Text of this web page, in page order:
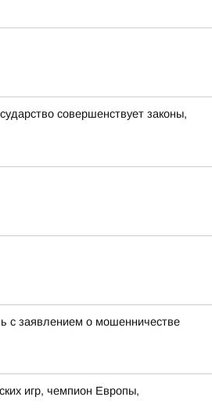
совершенствует законы,
с заявлением о мошенничестве
игр, чемпион Европы,